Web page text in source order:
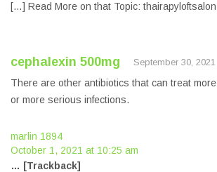
[…] Read More on that Topic:
cephalexin 500mg September 30,
There are other antibiotics that can treat
or more serious infections.
marlin 1894
October 1, 2021 at 10:25 am
… [Trackback]